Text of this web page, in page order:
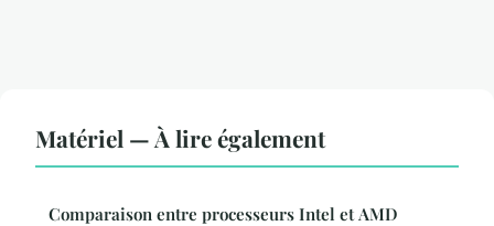
Matériel — À lire également
Comparaison entre processeurs Intel et AMD